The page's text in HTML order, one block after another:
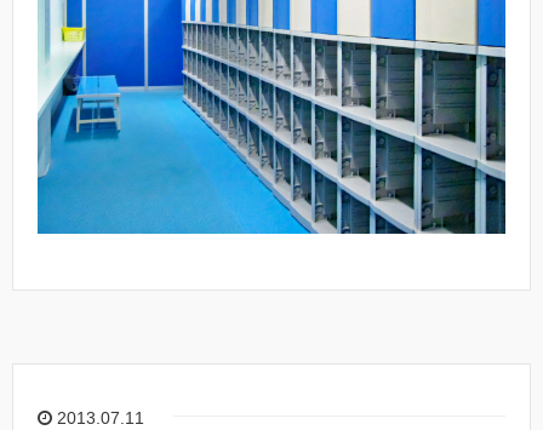
2013.07.11